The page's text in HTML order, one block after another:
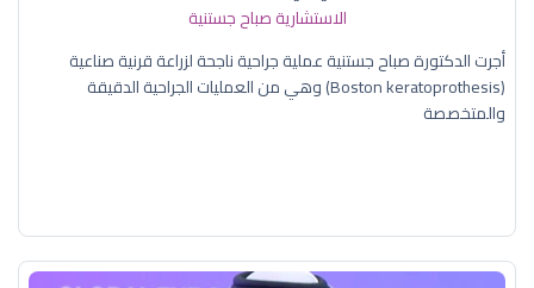
الاستشارية صباح جستنية
أجرت الدكتورة صباح جستنية عملية جراحية ناجحة لزراعة قرنية صناعية
(Boston keratoprothesis) وهي من العمليات الجراحية الدقيقة
والمتخصصة